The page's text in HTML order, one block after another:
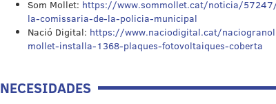
Som Mollet: https://www.sommollet.cat/noticia/
la-comissaria-de-la-policia-municipal
Nació Digital: https://www.naciodigital.cat/
mollet-installa-1368-plaques-fotovoltaiques-coberta
NECESIDADES